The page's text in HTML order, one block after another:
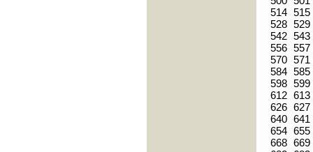
514 515
528 529
542 543
556 557
570 571
584 585
598 599
612 613
626 627
640 641
654 655
668 669